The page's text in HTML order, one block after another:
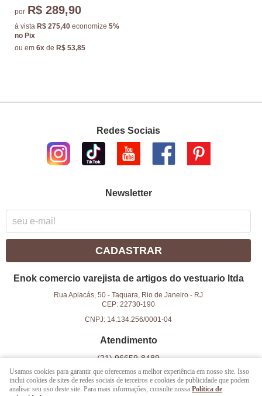
por R$ 289,90
à vista R$ 275,40 economize 5%
no Pix
ou em 6x de R$ 53,85
Redes Sociais
Newsletter
CADASTRAR
Enok comercio varejista de artigos do vestuario ltda
Rua Apiacás, 50 -Taquara, Rio de Janeiro - RJ
CEP: 22730-190
CNPJ: 14.134.256/0001-04
Atendimento
(21)96659-8489
(21)96659-8489(WhatsApp)
das 9h as 18h
Usamos cookies para garantir que oferecemos a melhor experiência em nosso site. Isso
inclui cookies de sites de redes sociais de terceiros e cookies de publicidade que podem
analisar seu uso deste site. Para mais informações, consulte nossa Política de